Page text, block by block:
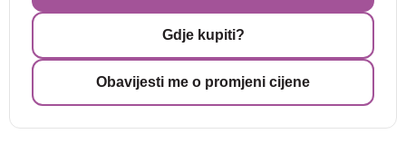
Gdje kupiti?
Obavijesti me o promjeni cijene